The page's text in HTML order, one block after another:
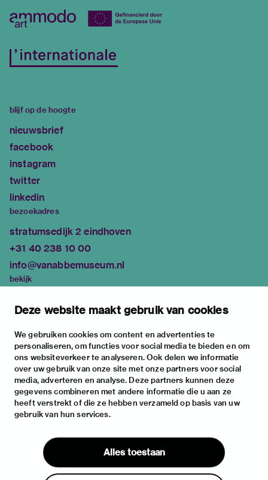
Deze website maakt gebruik van cookies
We gebruiken cookies om content en advertenties te
personaliseren, om functies voor social media te bieden en om
ons websiteverkeer te analyseren. Ook delen we informatie
over uw gebruik van onze site met onze partners voor social
media, adverteren en analyse. Deze partners kunnen deze
gegevens combineren met andere informatie die u aan ze
heeft verstrekt of die ze hebben verzameld op basis van uw
gebruik van hun services.
Alles toestaan
blijf op de hoogte
nieuwsbrief
facebook
instagram
twitter
linkedin
bezoekadres
stratumsedijk 2 eindhoven
+31 40 238 10 00
info@vanabbemuseum.nl
bekijk
activiteiten
praktische informatie
over
het museum
de collectie
fondsen & partners
huisregels
privacy & cookies